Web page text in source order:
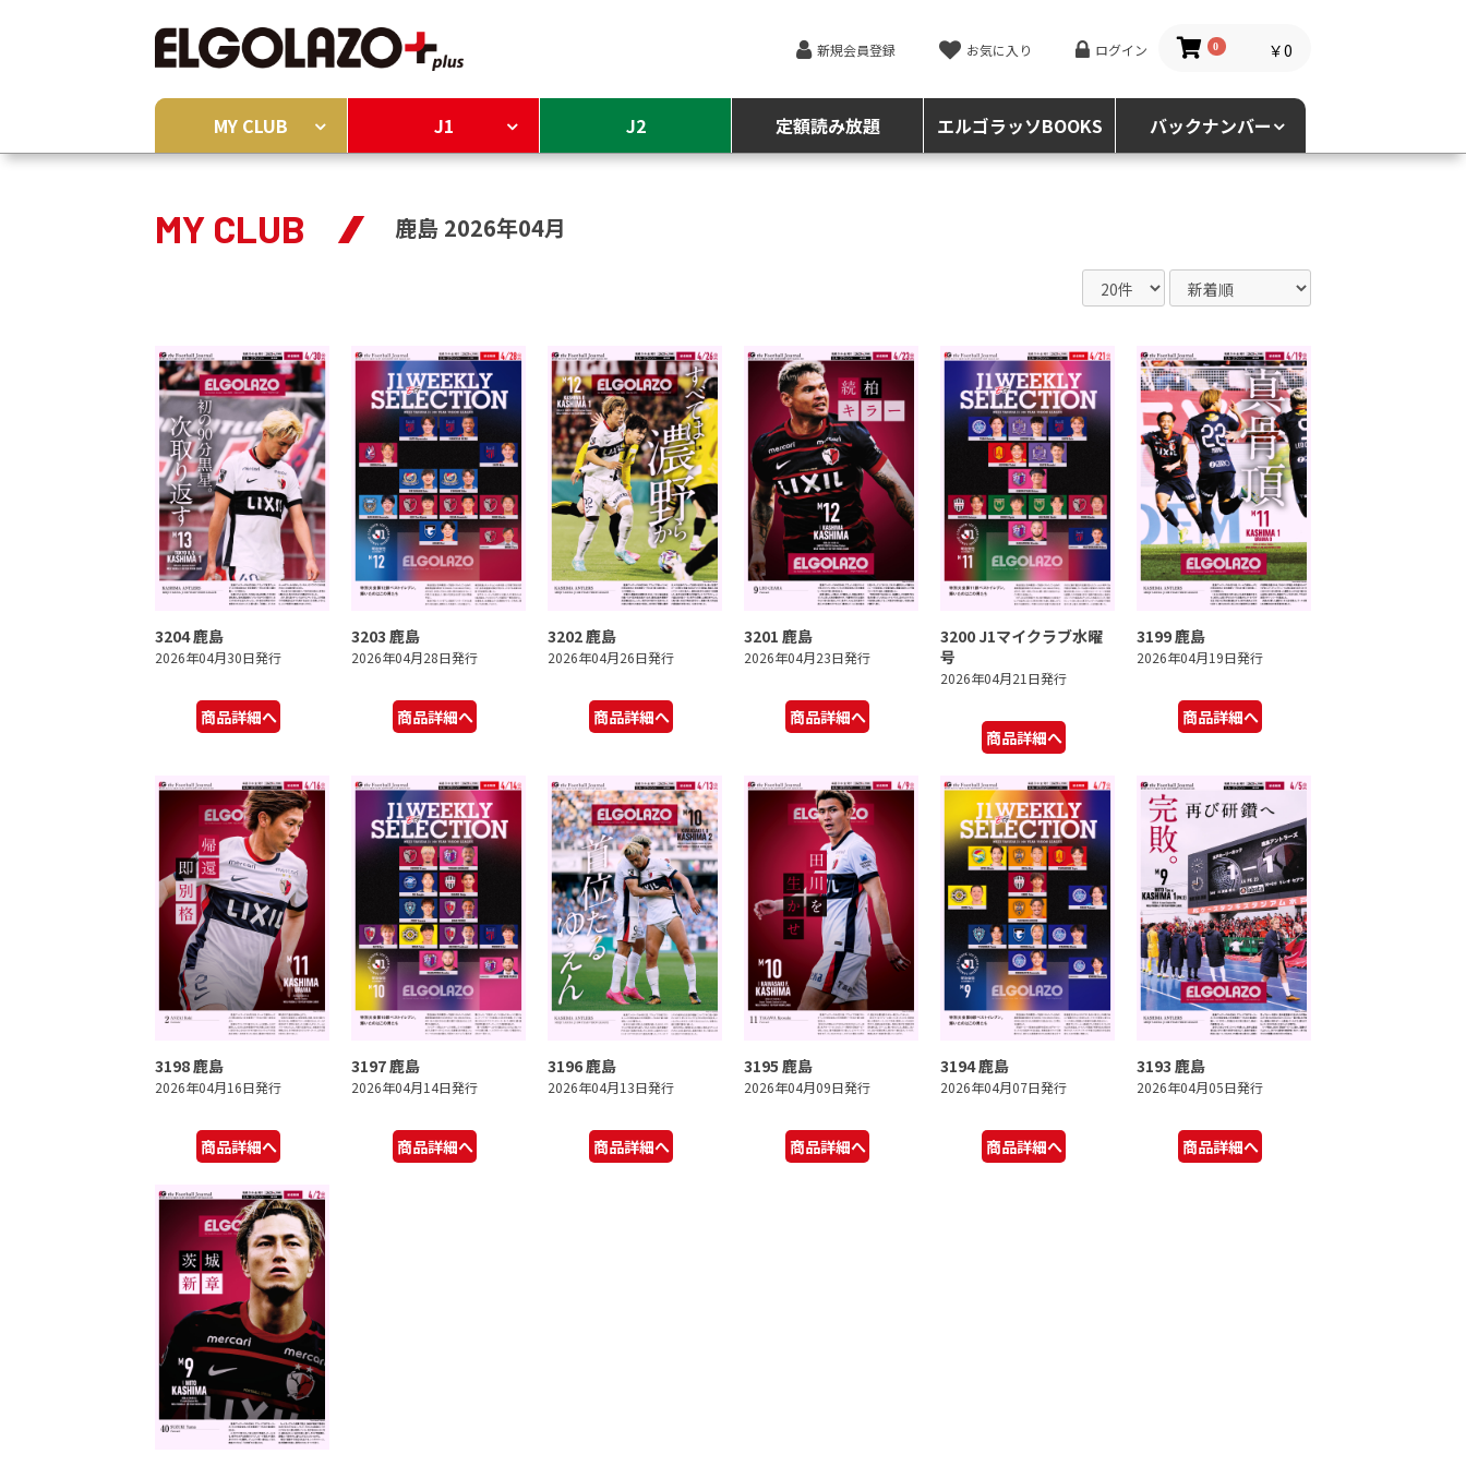
新規会員登録 お気に入り ログイン 0 ￥0
MY CLUB J1 J2 定額読み放題 エルゴラッソBOOKS バックナンバー
MY CLUB 鹿島 2026年04月
3204 鹿島
2026年04月30日発行
商品詳細へ
3203 鹿島
2026年04月28日発行
商品詳細へ
3202 鹿島
2026年04月26日発行
商品詳細へ
3201 鹿島
2026年04月23日発行
商品詳細へ
3200 J1マイクラブ水曜
号
2026年04月21日発行
商品詳細へ
3199 鹿島
2026年04月19日発行
商品詳細へ
3198 鹿島
2026年04月16日発行
商品詳細へ
3197 鹿島
2026年04月14日発行
商品詳細へ
3196 鹿島
2026年04月13日発行
商品詳細へ
3195 鹿島
2026年04月09日発行
商品詳細へ
3194 鹿島
2026年04月07日発行
商品詳細へ
3193 鹿島
2026年04月05日発行
商品詳細へ